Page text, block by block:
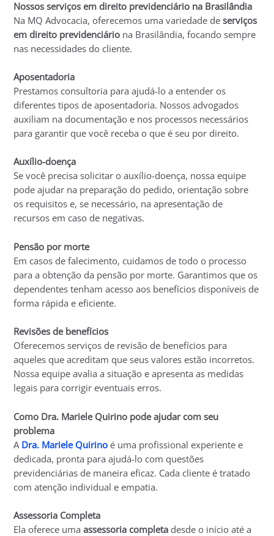
Nossos serviços em direito previdenciário na Brasilândia
Na MQ Advocacia, oferecemos uma variedade deserviços
em direito previdenciário na Brasilândia, focando sempre
nas necessidades do cliente.
Aposentadoria
Prestamos consultoria para ajudá-lo a entender os
diferentes tipos de aposentadoria. Nossos advogados
auxiliam na documentação e nos processos necessários
para garantir que você receba o que é seu por direito.
Auxílio-doença
Se você precisa solicitar o auxílio-doença, nossa equipe
pode ajudar na preparação do pedido, orientação sobre
os requisitos e, se necessário, na apresentação de
recursos em caso de negativas.
Pensão por morte
Em casos de falecimento, cuidamos de todo o processo
para a obtenção da pensão por morte. Garantimos que os
dependentes tenham acesso aos benefícios disponíveis de
forma rápida e eficiente.
Revisões de benefícios
Oferecemos serviços de revisão de benefícios para
aqueles que acreditam que seus valores estão incorretos.
Nossa equipe avalia a situação e apresenta as medidas
legais para corrigir eventuais erros.
Como Dra. Mariele Quirino pode ajudar com seu
problema
A Dra. Mariele Quirino é uma profissional experiente e
dedicada, pronta para ajudá-lo com questões
previdenciárias de maneira eficaz. Cada cliente é tratado
com atenção individual e empatia.
Assessoria Completa
Ela oferece umaassessoria completa desde o início até a